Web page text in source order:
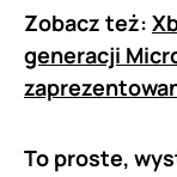
Zobacz też:
generacji
To proste,